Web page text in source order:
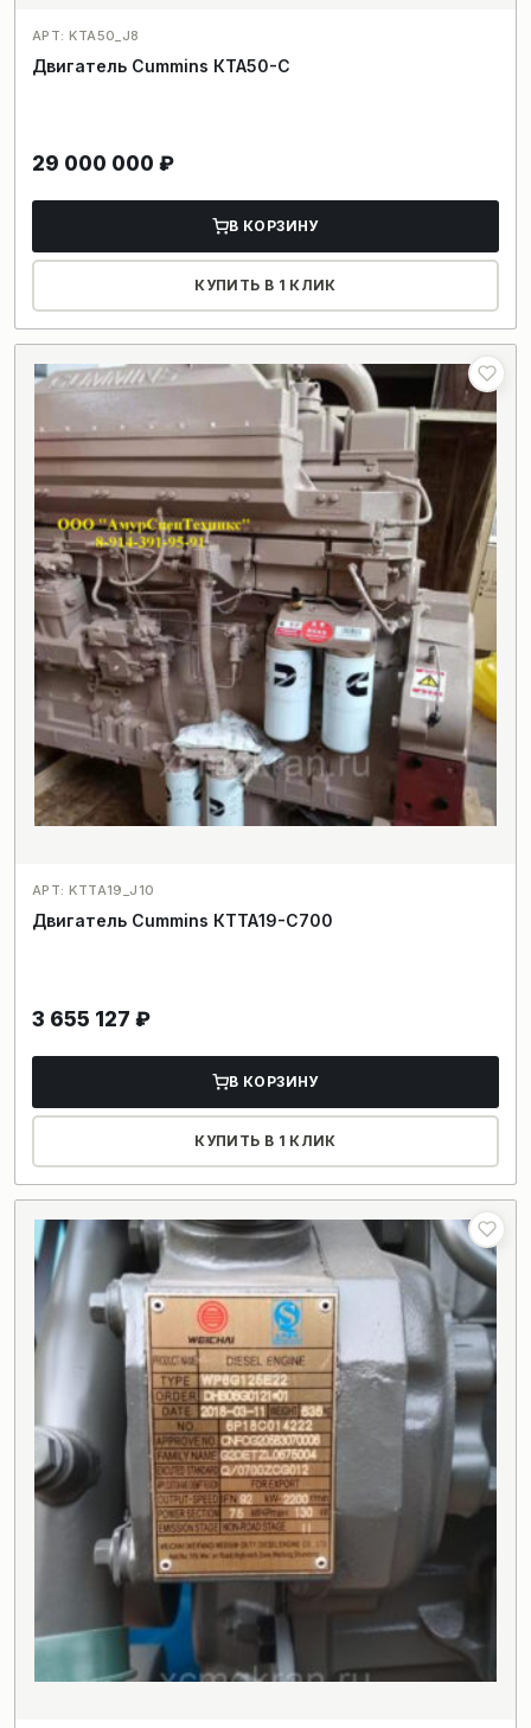
АРТ: KTA50_J8
Двигатель Cummins КТА50-C
29 000 000 ₽
В КОРЗИНУ
КУПИТЬ В 1 КЛИК
АРТ: KTTA19_J10
Двигатель Cummins КТТА19-С700
3 655 127 ₽
В КОРЗИНУ
КУПИТЬ В 1 КЛИК